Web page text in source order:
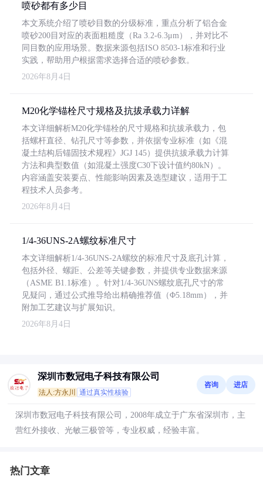
喷砂都有多少目
本文系统介绍了喷砂目数的分级标准，重点分析了铝合金
喷砂200目对应的表面粗糙度（Ra 3.2-6.3μm），并对比不
同目数的应用场景。数据来源包括ISO 8503-1标准和行业
实践，帮助用户根据需求选择合适的喷砂参数。
2026年8月4日
M20化学锚栓尺寸规格及抗拔承载力详解
本文详细解析M20化学锚栓的尺寸规格和抗拔承载力，包
括螺杆直径、钻孔尺寸等参数，并依据专业标准（如《混
凝土结构后锚固技术规程》JGJ 145）提供抗拔承载力计算
方法和典型数值（如混凝土强度C30下设计值约80kN）。
内容涵盖安装要点、性能影响因素及选型建议，适用于工
程技术人员参考。
2026年8月4日
1/4-36UNS-2A螺纹标准尺寸
本文详细解析1/4-36UNS-2A螺纹的标准尺寸及底孔计算，
包括外径、螺距、公差等关键参数，并提供专业数据来源
（ASME B1.1标准）。针对1/4-36UNS螺纹底孔尺寸的常
见疑问，通过公式推导给出精确推荐值（Φ5.18mm），并
附加工艺建议与扩展知识。
2026年8月4日
深圳市数冠电子科技有限公司
法人:方永川 通过真实性核验
咨询 进店
深圳市数冠电子科技有限公司，2008年成立于广东省深圳市，主
营红外接收、光敏三极管等，专业权威，经验丰富。
热门文章